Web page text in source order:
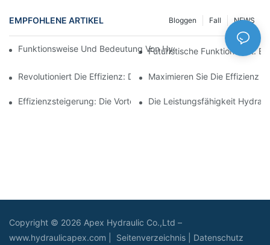
EMPFOHLENE ARTIKEL NEWS
Fall
Bloggen
Funktionsweise Und Bedeutung Von Hydraulikzylindern Mit
Futuristische Funktionalität:
Revolutioniert Die Effizienz: Der Elektrische Teleskopzylinder
Maximieren Sie Die Effizienz
Effizienzsteigerung: Die Vorteile Eines 4-Stufigen Teleskop-
Die Leistungsfähigkeit
Copyright © 2026 Apex Hydraulic Co.,Ltd –
www.hydraulicapex.com | Seitenverzeichnis Datenschutz